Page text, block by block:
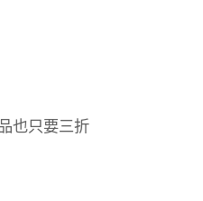
也只要三折